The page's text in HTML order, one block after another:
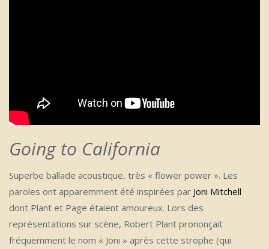
Going to California
Superbe ballade acoustique, très « flower power ». Les
paroles ont apparemment été inspirées par Joni Mitchell
dont Plant et Page étaient amoureux. Lors des
représentations sur scène, Robert Plant prononçait
fréquemment le nom « Joni » après cette strophe (qui